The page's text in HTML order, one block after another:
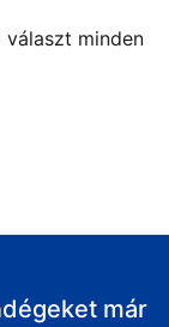
választ minden
már